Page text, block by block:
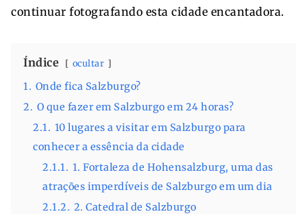
continuar fotografando esta cidade encantadora.
Índice ocultar
1. Onde fica Salzburgo?
2. O que fazer em Salzburgo em 24 horas?
2.1. 10 lugares a visitar em Salzburgo para
conhecer a essência da cidade
2.1.1. 1. Fortaleza de Hohensalzburg, uma das
atrações imperdíveis de Salzburgo em um dia
2.1.2. 2. Catedral de Salzburgo